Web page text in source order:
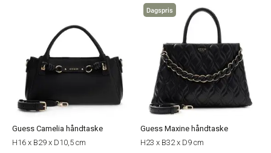
Guess Camelia håndtaske
H16 x B29 x D10,5 cm
Dagspris
Guess Maxine håndtaske
H23 x B32 x D9 cm